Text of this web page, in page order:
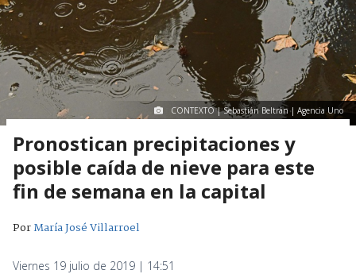
CONTEXTO | Sebastián Beltrán | Agencia Uno
Pronostican precipitaciones y
posible caída de nieve para este
fin de semana en la capital
PorMaría José Villarroel
Viernes 19 julio de 2019 | 14:51